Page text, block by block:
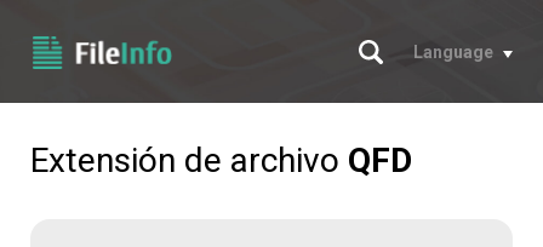
Buscar
Language
Extensión de archivo QFD